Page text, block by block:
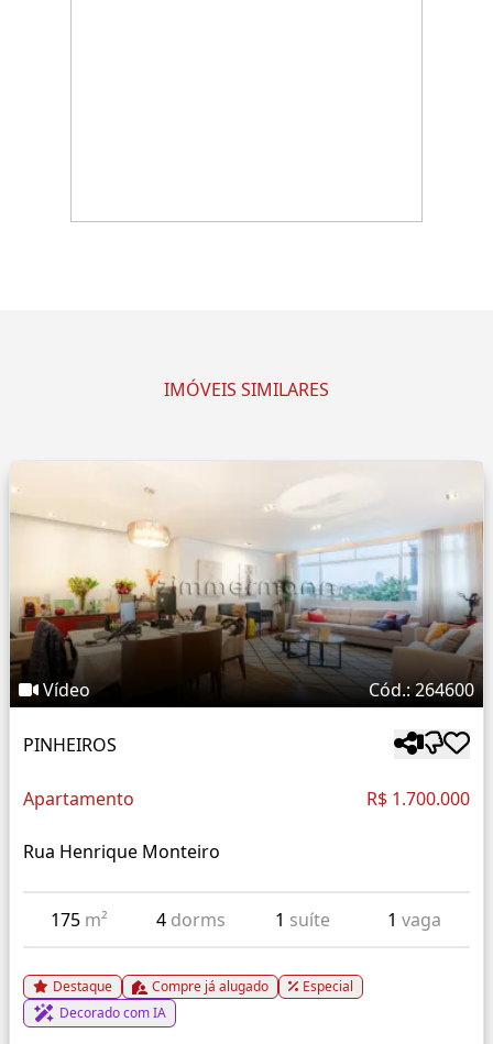
IMÓVEIS SIMILARES
Vídeo Cód.: 264600
PINHEIROS
Apartamento R$ 1.700.000
Rua Henrique Monteiro
175 m² 4 dorms 1 suíte 1 vaga
Destaque Compre já alugado
Especial
Decorado com IA